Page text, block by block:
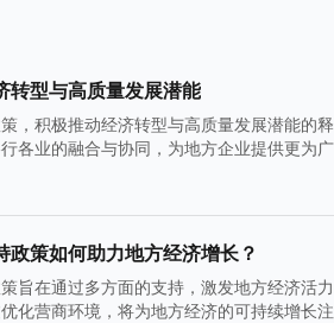
转型与高质量发展潜能
，积极推动经济转型与高质量发展潜能的
各业的融合与协同，为地方企业提供更为
策如何助力地方经济增长？
旨在通过多方面的支持，激发地方经济活
化营商环境，将为地方经济的可持续增长